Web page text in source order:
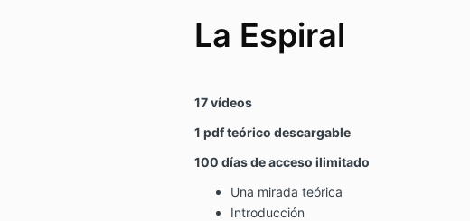
La Espiral
17 vídeos
1 pdf teórico descargable
100 días de acceso ilimitado
Una mirada teórica
Introducción